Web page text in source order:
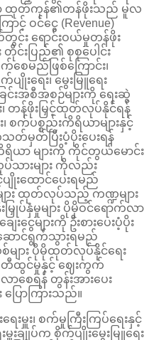
ထုတ်ကုန်၏တန်ဖိုးသည် မူလ
င့် ဝင်ငွေ (Revenue)
တွင်း ရောင်းဝယ်မှုတန်ဖိုး
တိုင်းပြည်၏ စုစုပေါင်း
ေမည်ဖြစ်ကြောင်း၊
းရေး၊ မွေးမြူရေး
င်းအစီအစဉ်များကို ရေးဆွဲ
တန်ဖိုးမြှင့်ထုတ်လုပ်နိုင်ရန်
က်ပစ္စည်းကိရိယာများနှင့်
တ်မှတ်ပြီးပံ့ပိုးပေးရန်
ယာ များကို ကိုင်တွယ်မောင်း
သားများ ကိုလည်း
ျိုးထောင်ပေးရမည်
များ ထုတ်လုပ်သည့် ကဏ္ဍများ
ြှုပ်နှံမှုများ ပိုမိုဝင်ရောက်လာ
းငွေများကို ဦးစားပေးပံ့ပိုး
ဆောင်ရွက်သွားရမည်
စ်များ ပိုမိုထုတ်လုပ်နိုင်ရေး
တီထွင်မှုနှင့် ဈေးကွက်
စေရန် တွန်းအားပေး
ြောကြားသည်။
းမှူး၊ စက်မှုကြီးကြပ်ရေးနှင့်
မှူးချုပ်က စိုက်ပျိုးမွေးမြူရေး